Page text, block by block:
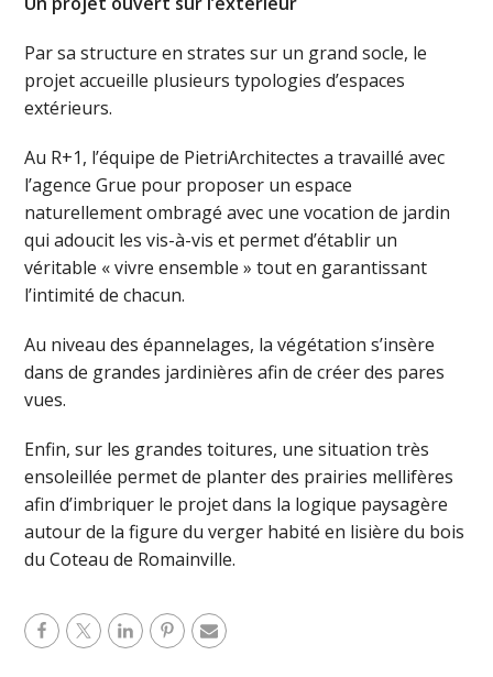
Par sa structure en strates sur un grand socle, le
projet accueille plusieurs typologies d’espaces
extérieurs.
Au R+1, l’équipe de PietriArchitectes a travaillé avec
l’agence Grue pour proposer un espace
naturellement ombragé avec une vocation de jardin
qui adoucit les vis-à-vis et permet d’établir un
véritable « vivre ensemble » tout en garantissant
l’intimité de chacun.
Au niveau des épannelages, la végétation s’insère
dans de grandes jardinières afin de créer des pares
vues.
Enfin, sur les grandes toitures, une situation très
ensoleillée permet de planter des prairies mellifères
afin d’imbriquer le projet dans la logique paysagère
autour de la figure du verger habité en lisière du bois
du Coteau de Romainville.